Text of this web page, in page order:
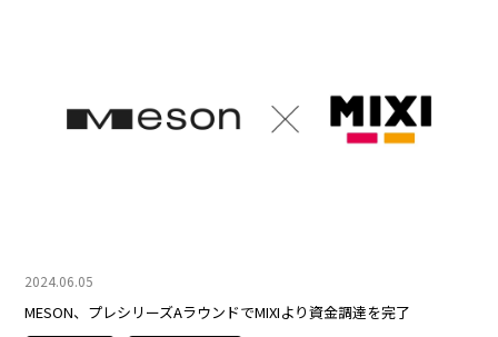
2024.06.05
MESON、プレシリーズAラウンドでMIXIより資金調達を完了